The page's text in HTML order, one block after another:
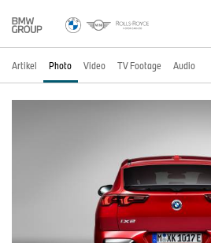
Artikel Photo Video TV Footage Audio